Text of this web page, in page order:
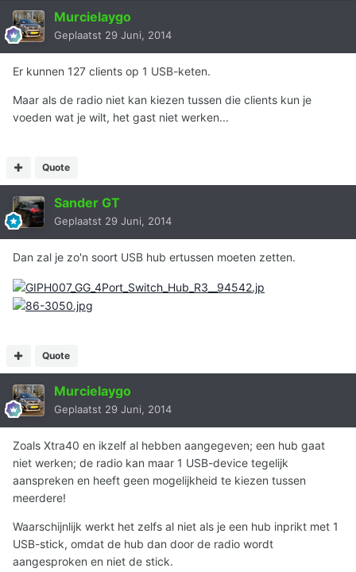
Murcielaygo
Geplaatst 29 Juni, 2014
Er kunnen 127 clients op 1 USB-keten.
Maar als de radio niet kan kiezen tussen die clients kun je
voeden wat je wilt, het gast niet werken...
Quote
Sander GT
Geplaatst 29 Juni, 2014
Dan zal je zo'n soort USB hub ertussen moeten zetten.
Quote
Murcielaygo
Geplaatst 29 Juni, 2014
Zoals Xtra40 en ikzelf al hebben aangegeven; een hub gaat
niet werken; de radio kan maar 1 USB-device tegelijk
aanspreken en heeft geen mogelijkheid te kiezen tussen
meerdere!
Waarschijnlijk werkt het zelfs al niet als je een hub inprikt met 1
USB-stick, omdat de hub dan door de radio wordt
aangesproken en niet de stick.